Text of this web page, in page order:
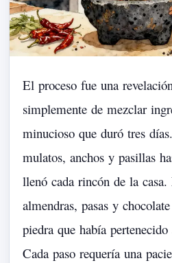
El proceso fue una
simplemente de mezclar
minucioso que duró tres días.
mulatos, anchos y pasillas
llenó cada rincón de la casa.
almendras, pasas y chocolate
piedra que había pertenecido
Cada paso requería una